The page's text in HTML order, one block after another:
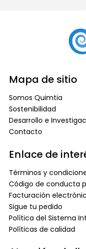
Mapa de sitio
Somos Quimtia
Sostenibilidad
Desarrollo e
Contacto
Enlace de
Términos y
Código de conducta
Facturación
Sigue tu pedido
Política del Sistema
Políticas de calidad